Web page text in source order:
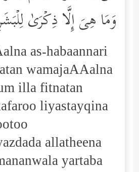
وَمَا هِیَ إِلَّا ذِكۡرَىٰ
as-habaannari
wamajaAAalna
illa fitnatan
liyastayqina
allatheena
yartaba